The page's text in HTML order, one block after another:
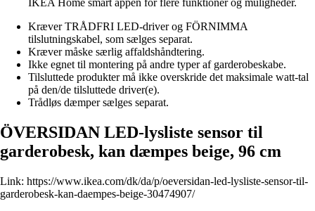
IKEA Home smart appen for flere funktioner og muligheder.
Kræver TRÅDFRI LED-driver og FÖRNIMMA
tilslutningskabel, som sælges separat.
Kræver måske særlig affaldshåndtering.
Ikke egnet til montering på andre typer af garderobeskabe.
Tilsluttede produkter må ikke overskride det maksimale watt-tal
på den/de tilsluttede driver(e).
Trådløs dæmper sælges separat.
ÖVERSIDAN LED-lysliste sensor til
garderobesk, kan dæmpes beige, 96 cm
Link: https://www.ikea.com/dk/da/p/oeversidan-led-lysliste-sensor-til-
garderobesk-kan-daempes-beige-30474907/